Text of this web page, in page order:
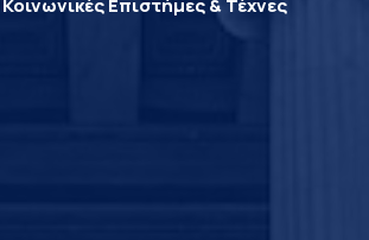
Επιστήμες & Τέχνες